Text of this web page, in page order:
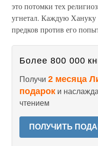
это потомки тех
угнетал. Каждую
предков против его
Более 800 000
Получи 2 месяца
подарок и
чтением
ПОЛУЧИТЬ